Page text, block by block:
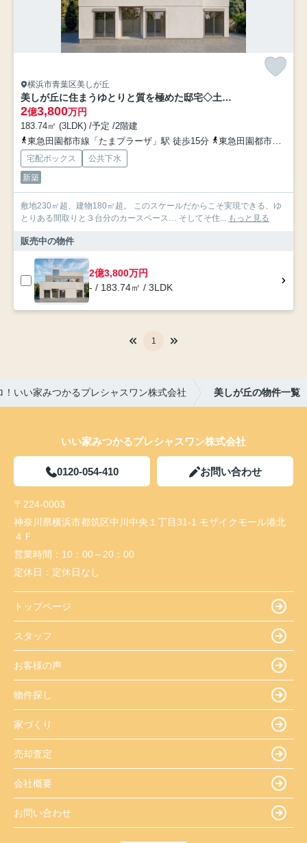
横浜市青葉区美しが丘
美しが丘に住まうゆとりと質を極めた邸宅◇土地７０坪・建物５５坪◇カースペース並列３台
2億3,800万円
183.74㎡ (3LDK) /予定 /2階建
東急田園都市線「たまプラーザ」駅 徒歩15分
東急田園都市線「あざみ野」駅 徒歩25分
宅配ボックス
公共下水
新築
敷地230㎡超、建物180㎡超。 このスケールだからこそ実現できる、ゆ
とりある間取りと３台分のカースペース… そしてそ住... もっと見る
販売中の物件
2億3,800万円
- / 183.74㎡ / 3LDK
1
！いい家みつかるプレシャスワン株式会社 美しが丘の物件一覧
いい家みつかるプレシャスワン株式会社
0120-054-410 お問い合わせ
〒224-0003
神奈川県横浜市都筑区中川中央１丁目31-1 モザイクモール港北
４Ｆ
営業時間： 10：00～20：00
定休日： 定休日なし
トップページ
スタッフ
お客様の声
物件探し
家づくり
売却査定
会社概要
お問い合わせ